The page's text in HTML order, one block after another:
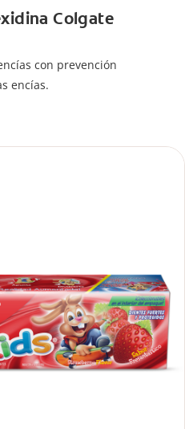
Colgate
con prevención
encías.